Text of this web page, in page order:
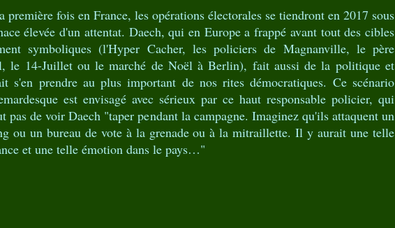
première fois en France, les opérations électorales se tiendront en 2017 sous
élevée d'un attentat. Daech, qui en Europe a frappé avant tout des cibles
symboliques (l'Hyper Cacher, les policiers de Magnanville, le père
le 14-Juillet ou le marché de Noël à Berlin), fait aussi de la politique et
s'en prendre au plus important de nos rites démocratiques. Ce scénario
est envisagé avec sérieux par ce haut responsable policier, qui
pas de voir Daech "taper pendant la campagne. Imaginez qu'ils attaquent un
ou un bureau de vote à la grenade ou à la mitraillette. Il y aurait une telle
et une telle émotion dans le pays…"